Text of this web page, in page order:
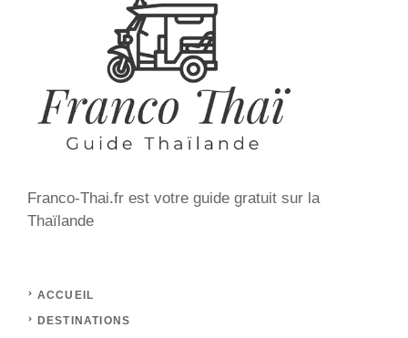
Franco-Thai.fr est votre guide gratuit sur la
Thaïlande
ACCUEIL
DESTINATIONS